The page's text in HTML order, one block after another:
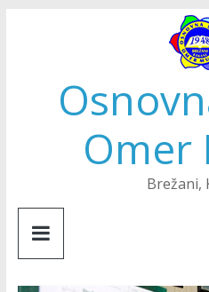
Omer
Brežani,